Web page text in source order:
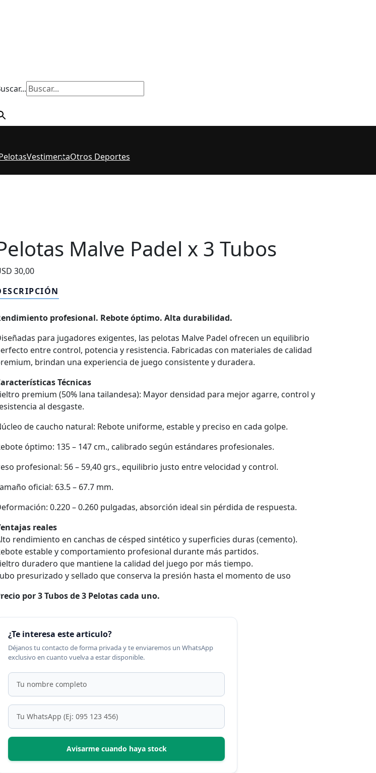
VestimentaOtros Deportes
Malve Padel x 3 Tubos
30,00
profesional. Rebote óptimo. Alta durabilidad.
para jugadores exigentes, las pelotas Malve Padel ofrecen un equilibrio
entre control, potencia y resistencia. Fabricadas con materiales de calidad
brindan una experiencia de juego consistente y duradera.
Técnicas
premium (50% lana tailandesa): Mayor densidad para mejor agarre, control y
al desgaste.
de caucho natural: Rebote uniforme, estable y preciso en cada golpe.
óptimo: 135 – 147 cm., calibrado según estándares profesionales.
profesional: 56 – 59,40 grs., equilibrio justo entre velocidad y control.
oficial: 63.5 – 67.7 mm.
0.220 – 0.260 pulgadas, absorción ideal sin pérdida de respuesta.
reales
rendimiento en canchas de césped sintético y superficies duras (cemento).
estable y comportamiento profesional durante más partidos.
duradero que mantiene la calidad del juego por más tiempo.
presurizado y sellado que conserva la presión hasta el momento de uso
por 3 Tubos de 3 Pelotas cada uno.
¿Te interesa este articulo?
Déjanos tu contacto de forma privada y te enviaremos un WhatsApp
exclusivo en cuanto vuelva a estar disponible.
Avisarme cuando haya stock